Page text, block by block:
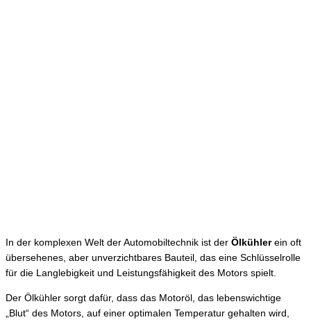
In der komplexen Welt der Automobiltechnik ist der Ölkühlerein oft
übersehenes, aber unverzichtbares Bauteil, das eine Schlüsselrolle
für die Langlebigkeit und Leistungsfähigkeit des Motors spielt.
Der Ölkühler sorgt dafür, dass das Motoröl, das lebenswichtige
„Blut“ des Motors, auf einer optimalen Temperatur gehalten wird,